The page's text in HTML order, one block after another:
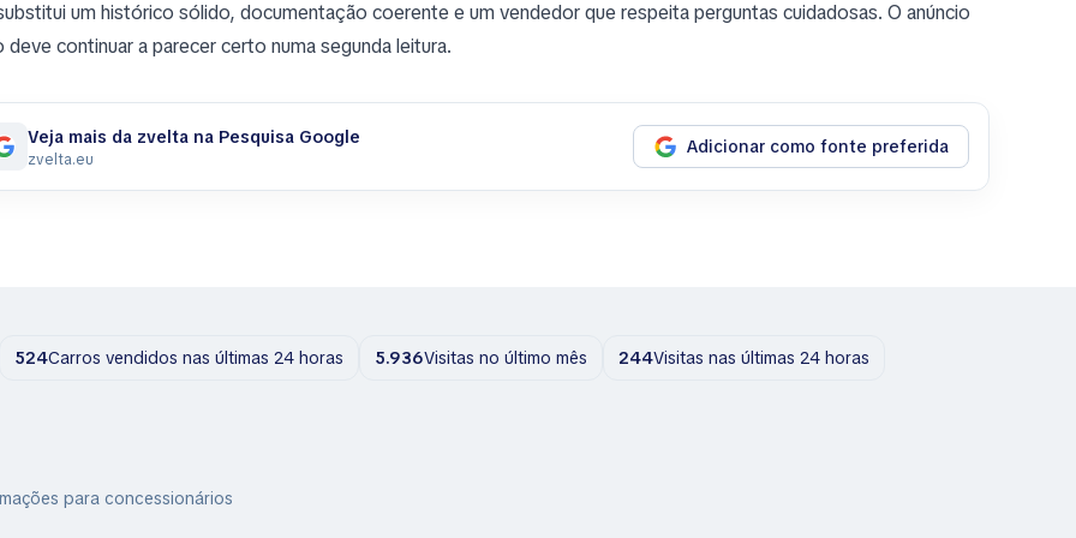
um histórico sólido, documentação coerente e um vendedor que respeita perguntas cuidadosas. O anúncio
deve continuar a parecer certo numa segunda leitura.
Veja mais da zvelta na Pesquisa Google
zvelta.eu
Adicionar como fonte preferida
524Carros vendidos nas últimas 24 horas 5.936Visitas no último mês 244Visitas nas últimas 24 horas
para concessionários